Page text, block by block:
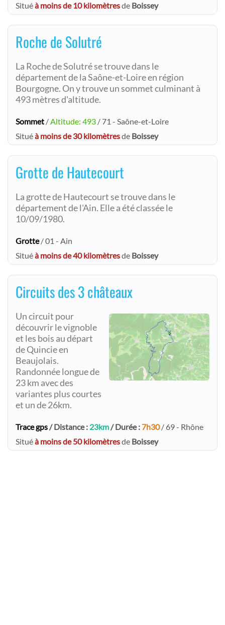
Situéà moins de 10 kilomètresde Boissey
Roche de Solutré
La Roche de Solutré se trouve dans le
département de la Saône-et-Loire en région
Bourgogne. On y trouve un sommet culminant à
493 mètres d'altitude.
Sommet /Altitude: 493 / 71 - Saône-et-Loire
Situéà moins de 30 kilomètresde Boissey
Grotte de Hautecourt
La grotte de Hautecourt se trouve dans le
département de l'Ain. Elle a été classée le
10/09/1980.
Grotte/ 01 - Ain
Situéà moins de 40 kilomètresde Boissey
Circuits des 3 châteaux
Un circuit pour
découvrir le vignoble
et les bois au départ
de Quincie en
Beaujolais.
Randonnée longue de
23 km avec des
variantes plus courtes
et un de 26km.
Trace gps/ Distance : 23km/ Durée : 7h30/ 69 - Rhône
Situéà moins de 50 kilomètresde Boissey